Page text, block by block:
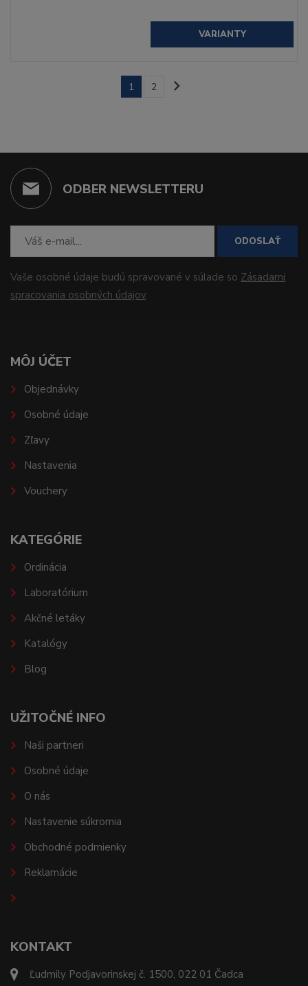
VARIANTY
1 2
ODBER NEWSLETTERU
ODOSLAŤ
Vaše osobné údaje budú spravované v súlade so Zásadami
spracovania osobných údajov.
KONTAKT
Ľudmily Podjavorinskej č. 1500, 022 01 Čadca
MÔJ ÚČET
Objednávky
Osobné údaje
Zľavy
Nastavenia
Vouchery
KATEGÓRIE
Ordinácia
Laboratórium
Akčné letáky
Katalógy
Blog
UŽITOČNÉ INFO
Naši partneri
Osobné údaje
O nás
Nastavenie súkromia
Obchodné podmienky
Reklamácie